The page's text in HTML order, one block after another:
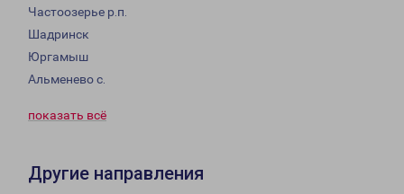
Частоозерье р.п.
Шадринск
Юргамыш
Альменево с.
показать всё
Другие направления